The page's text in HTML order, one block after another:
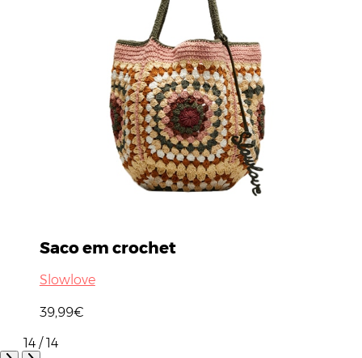
Saco em crochet
Slowlove
39,99€
14 / 14